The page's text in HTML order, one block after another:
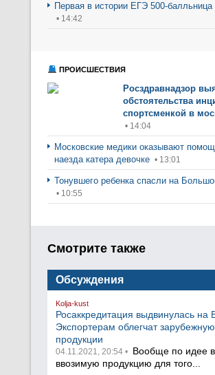
Первая в истории ЕГЭ 500-
• 14:42
ПРОИСШЕСТВИЯ
Росздравнадзор
обстоятельства
спортсменкой в
• 14:04
Московские медики оказывают
наезда катера девочке • 13:01
Тонувшего ребенка спасли на
• 10:55
Смотрите также
Обсуждения
Kolja-kust
Росаккредитация выдвинулась на
Экспортерам облегчат
продукции
04.11.2021, 20:54 • Вообще по идее
ввозимую продукцию для того...